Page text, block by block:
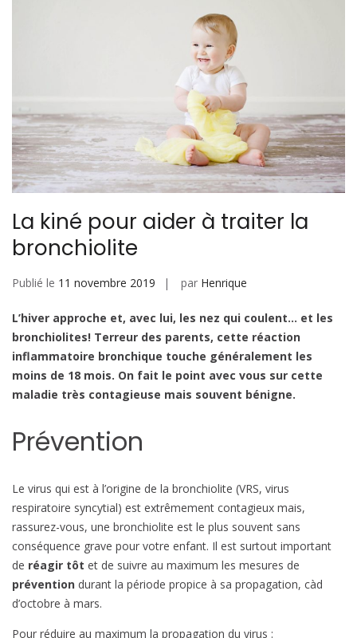
La kiné pour aider à traiter la
bronchiolite
Publié le 11 novembre 2019 par Henrique
L’hiver approche et, avec lui, les nez qui coulent… et les
bronchiolites! Terreur des parents, cette réaction
inflammatoire bronchique touche généralement les
moins de 18 mois. On fait le point avec vous sur cette
maladie très contagieuse mais souvent bénigne.
Prévention
Le virus qui est à l’origine de la bronchiolite (VRS, virus
respiratoire syncytial) est extrêmement contagieux mais,
rassurez-vous, une bronchiolite est le plus souvent sans
conséquence grave pour votre enfant. Il est surtout important
de réagir tôt et de suivre au maximum les mesures de
prévention durant la période propice à sa propagation, càd
d’octobre à mars.
Pour réduire au maximum la propagation du virus :